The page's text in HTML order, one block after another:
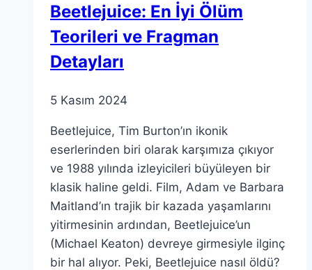
Beetlejuice: En İyi Ölüm
Teorileri ve Fragman
Detayları
5 Kasım 2024
Beetlejuice, Tim Burton’ın ikonik
eserlerinden biri olarak karşımıza çıkıyor
ve 1988 yılında izleyicileri büyüleyen bir
klasik haline geldi. Film, Adam ve Barbara
Maitland’ın trajik bir kazada yaşamlarını
yitirmesinin ardından, Beetlejuice’un
(Michael Keaton) devreye girmesiyle ilginç
bir hal alıyor. Peki, Beetlejuice nasıl öldü?